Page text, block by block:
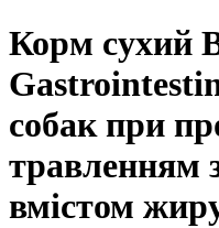
Корм сухий
собак при
травленням
вмістом